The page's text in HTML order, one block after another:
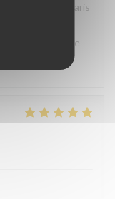
take a trip to Paris
highly
back home in the